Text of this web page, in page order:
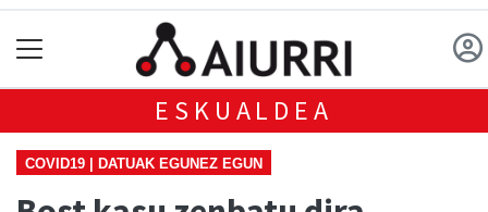
ESKUALDEA
COVID19 | DATUAK EGUNEZ EGUN